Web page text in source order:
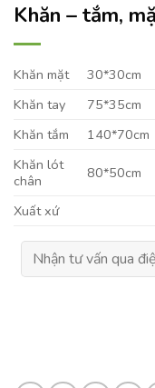
Khăn – tắm,
Khăn mặt 30*30cm
Khăn tay
75*35cm
Khăn tắm
140*70cm
Khăn lót
chân
80*50cm
Xuất xứ